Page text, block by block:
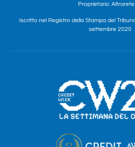
Proprietario: Altrarete
Iscritto nel Registro della Stampa del
settembre 2020